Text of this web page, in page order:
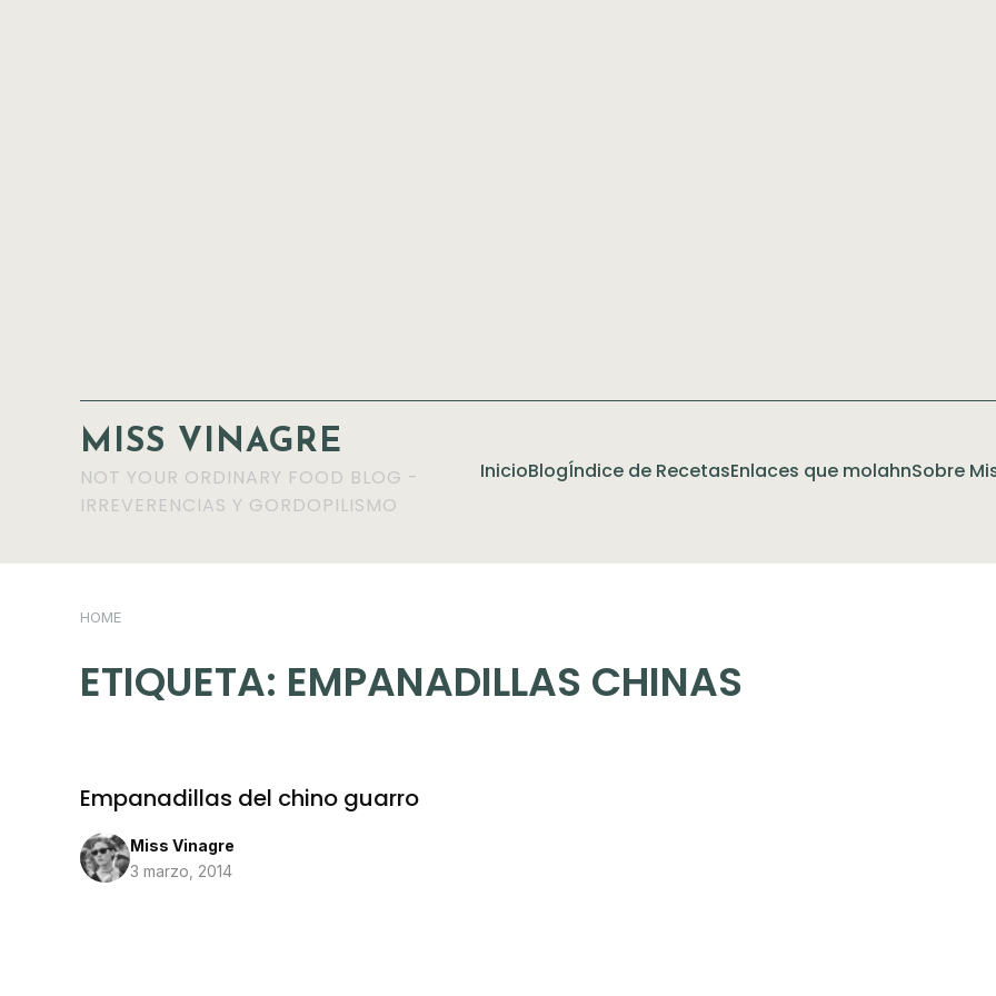
MISS VINAGRE
NOT YOUR ORDINARY FOOD BLOG -
IRREVERENCIAS Y GORDOPILISMO
InicioBlogÍndice de RecetasEnlaces que molahnSobre
HOME
ETIQUETA: EMPANADILLAS CHINAS
Empanadillas del chino guarro
Miss Vinagre
3 marzo, 2014